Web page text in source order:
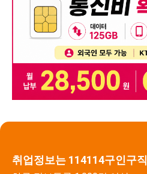
취업정보는 114114구인구직